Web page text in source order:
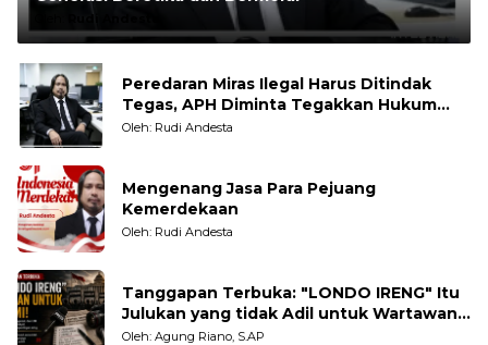
Rudi Andesta
Peredaran Miras Ilegal Harus Ditindak
Tegas, APH Diminta Tegakkan Hukum
Tanpa Pandang Bulu
Oleh: Rudi Andesta
Mengenang Jasa Para Pejuang
Kemerdekaan
Oleh: Rudi Andesta
Tanggapan Terbuka: "LONDO IRENG" Itu
Julukan yang tidak Adil untuk Wartawan,
Pengamat dan LSM
Oleh: Agung Riano, S.AP